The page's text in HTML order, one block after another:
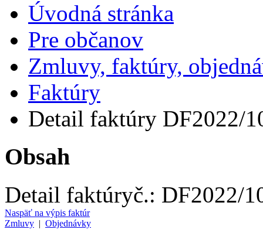
Úvodná stránka
Pre občanov
Zmluvy, faktúry,
Faktúry
Detail faktúry DF2022/
Obsah
Detail faktúryč.: DF2022/
Naspäť na výpis faktúr
Zmluvy | Objednávky